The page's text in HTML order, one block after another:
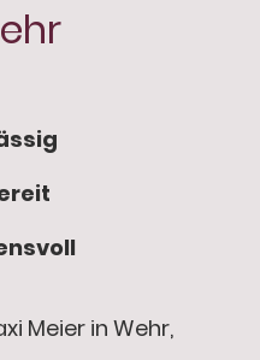
Meier in Wehr,